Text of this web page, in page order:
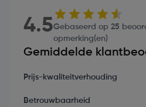
4.5Gebaseerd op 25
opmerking(en)
Gemiddelde
Prijs-kwaliteitverhouding
Betrouwbaarheid